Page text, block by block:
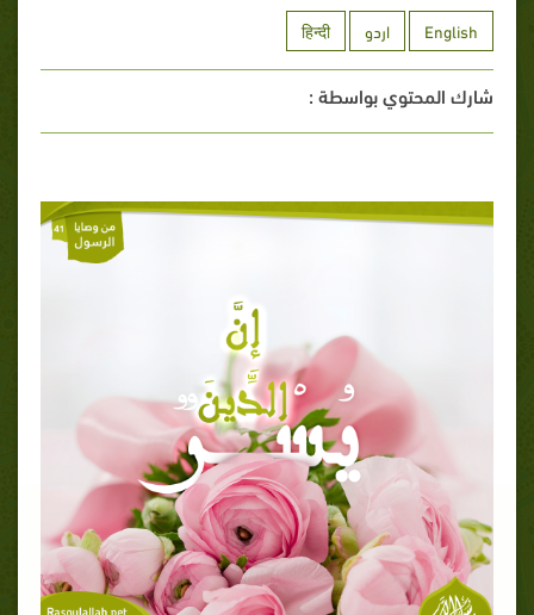
English اردو हिन्दी
شارك المحتوي بواسطة :